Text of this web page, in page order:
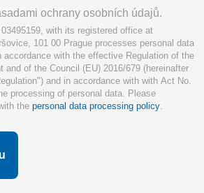
ochrany osobních údajů.
with its registered office at
101 00 Prague processes personal data
accordance with the effective Regulation of the
and of the Council (EU) 2016/679 (hereinafter
and in accordance with with Act No.
processing of personal data. Please
the personal data processing policy